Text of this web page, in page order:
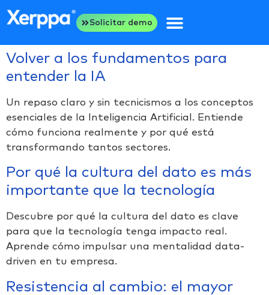
Solicitar demo
Volver a los fundamentos para
entender la IA
Un repaso claro y sin tecnicismos a los conceptos
esenciales de la Inteligencia Artificial. Entiende
cómo funciona realmente y por qué está
transformando tantos sectores.
Por qué la cultura del dato es más
importante que la tecnología
Descubre por qué la cultura del dato es clave
para que la tecnología tenga impacto real.
Aprende cómo impulsar una mentalidad data-
driven en tu empresa.
Resistencia al cambio: el mayor